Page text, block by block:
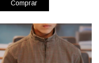
Comprar